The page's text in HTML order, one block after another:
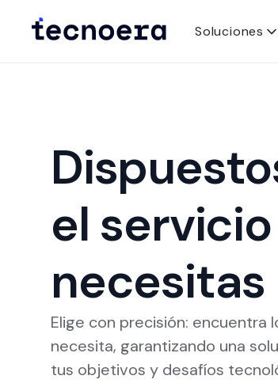
Soluciones
el
necesitas
Elige con precisión: encuentra
necesita, garantizando una
tus objetivos y desafíos